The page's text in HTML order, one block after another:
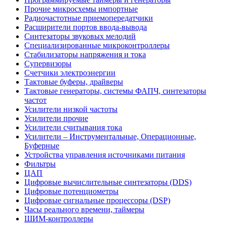
Прочие микросхемы импортные
Радиочастотные приемопередатчики
Расширители портов ввода-вывода
Синтезаторы звуковых мелодий
Специализированные микроконтроллеры
Стабилизаторы напряжения и тока
Супервизоры
Счетчики электроэнергии
Тактовые буферы, драйверы
Тактовые генераторы, системы ФАПЧ, синтезаторы
частот
Усилители низкой частоты
Усилители прочие
Усилители считывания тока
Усилители – Инструментальные, Операционные,
Буферные
Устройства управления источниками питания
Фильтры
ЦАП
Цифровые вычислительные синтезаторы (DDS)
Цифровые потенциометры
Цифровые сигнальные процессоры (DSP)
Часы реального времени, таймеры
ШИМ-контроллеры